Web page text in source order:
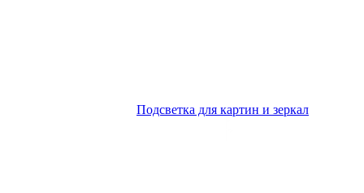
Подсветка для картин и зеркал